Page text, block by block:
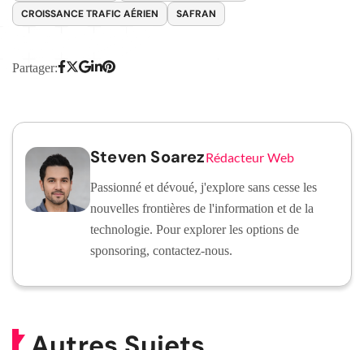
CROISSANCE TRAFIC AÉRIEN
SAFRAN
Partager:
Steven SoarezRédacteur Web
Passionné et dévoué, j'explore sans cesse les
nouvelles frontières de l'information et de la
technologie. Pour explorer les options de
sponsoring, contactez-nous.